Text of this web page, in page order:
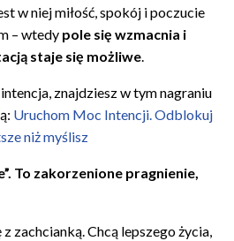
w niej miłość, spokój i poczucie
– wtedy pole się wzmacnia i
staje się możliwe.
znajdziesz w tym nagraniu
Uruchom Moc Intencji. Odblokuj
niż myślisz
To zakorzenione pragnienie,
zachcianką. Chcą lepszego życia,